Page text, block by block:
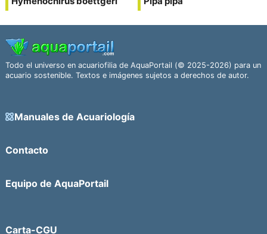
Todo el universo en acuariofilia de AquaPortail (© 2025-2026) para un
acuario sostenible. Textos e imágenes sujetos a derechos de autor.
Manuales de Acuariología
Contacto
Equipo de AquaPortail
Carta-CGU